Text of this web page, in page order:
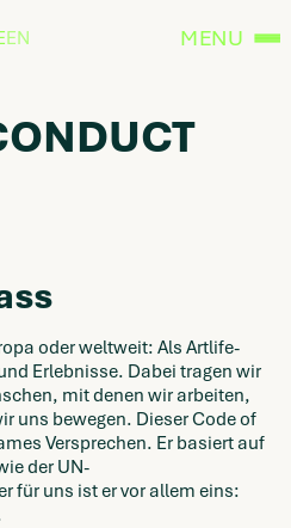
EN MENU
oder weltweit: Als Artlife-
Erlebnisse. Dabei tragen wir
mit denen wir arbeiten,
uns bewegen. Dieser Code of
Versprechen. Er basiert auf
der UN-
für uns ist er vor allem eins: